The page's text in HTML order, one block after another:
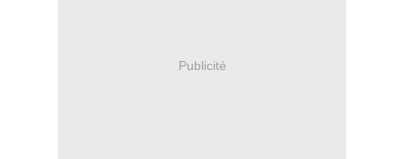
Publicité